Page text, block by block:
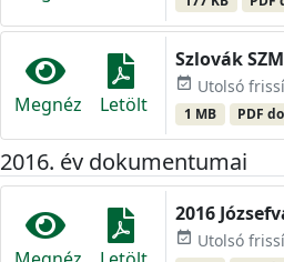
Megnéz Letölt
Szlovák
event_available Utolsó
1 MB PDF
2016. év dokumentumai
2016
event_available Utolsó